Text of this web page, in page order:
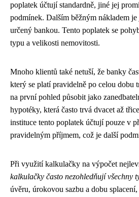
poplatek účtují standardně, jiné jej
podmínek. Dalším běžným nákladem je
určený bankou. Tento poplatek se
typu a velikosti nemovitosti.
Mnoho klientů také netuší, že banky
který se platí pravidelně po celou dobu
na první pohled působit jako
hypotéky, která často trvá dvacet až
instituce tento poplatek účtují pouze v
pravidelným příjmem, což je další
Při využití kalkulačky na výpočet
kalkulačky často nezohledňují všechny
úvěru, úrokovou sazbu a dobu